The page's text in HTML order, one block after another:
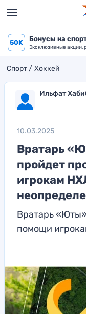
50K Бонусы на
Эксклюзивные акции,
Спорт Хоккей
Ильфат
10.03.2025
Вратарь
пройдет
игрокам
Вратарь
помощи